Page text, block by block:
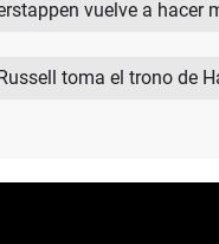
vuelve a hacer
toma el trono de